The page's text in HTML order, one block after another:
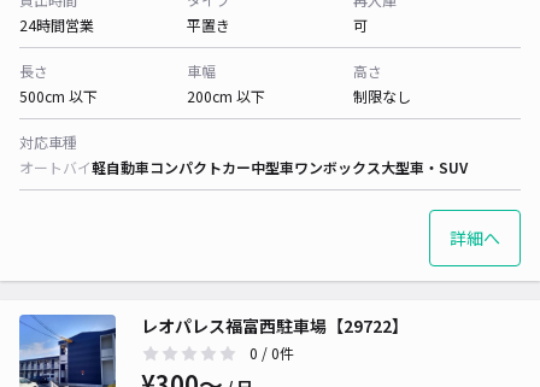
24時間営業
平置き
可
長さ
500cm 以下
車幅
200cm 以下
高さ
制限なし
対応車種
オートバイ軽自動車コンパクトカー中型車ワンボックス大型車・SUV
詳細へ
レオパレス福富西駐車場【29722】
0 / 0件